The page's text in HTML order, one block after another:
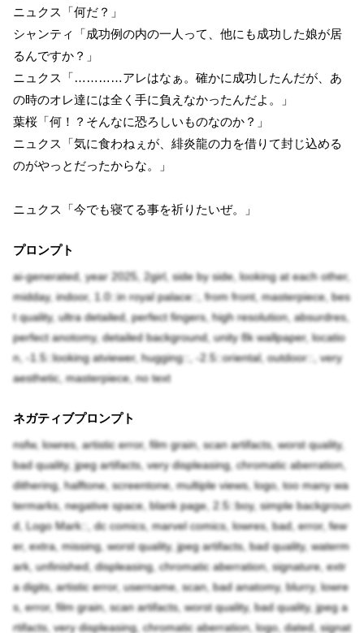
ニュクス「何だ？」
シャンティ「成功例の内の一人って、他にも成功した娘が居
るんですか？」
ニュクス「…………アレはなぁ。確かに成功したんだが、あ
の時のオレ達には全く手に負えなかったんだよ。」
葉桜「何！？そんなに恐ろしいものなのか？」
ニュクス「気に食わねぇが、緋炎龍の力を借りて封じ込める
のがやっとだったからな。」
ニュクス「今でも寝てる事を祈りたいぜ。」
プロンプト
ai-generated, year 2025, 2girl, side by side, looking at each other,
midday, indoor, 1.0::in royal palace::, from front, masterpiece, bes
t quality, ultra detailed, perfect fingers, high resolution, absurdres,
perfect anotomy, detailed background, unity 8k wallpaper, locatio
n, -1.5::looking atviewer, hugging::, -2.5::oriental, outdoor::, very
aesthetic, masterpiece, no text
ネガティブプロンプト
nsfw, lowres, artistic error, film grain, scan artifacts, worst quality,
bad quality, jpeg artifacts, very displeasing, chromatic aberration,
dithering, halftone, screentone, multiple views, logo, too many wa
termarks, negative space, blank page, 2.5::boy, simple backgroun
d, Logo Mark::, dc comics, marvel comics, lowres, bad, error, few
er, extra, missing, worst quality, jpeg artifacts, bad quality, waterm
ark, unfinished, displeasing, chromatic aberration, signature, extr
a digits, artistic error, username, scan, bad anatomy, blurry, lowre
s, error, film grain, scan artifacts, worst quality, bad quality, jpeg a
rtifacts, very displeasing, chromatic aberration, logo, dated, signat